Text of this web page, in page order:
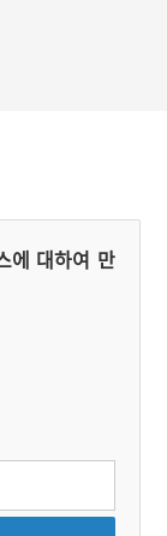
지고 나니까 열
, ‘북묘에 명구
묘 언덕에 비둘
에 대하여 만